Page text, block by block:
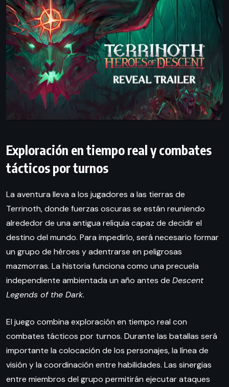
Exploración en tiempo real y combates
tácticos por turnos
La aventura lleva a los jugadores a las tierras de
Terrinoth, donde fuerzas oscuras se están reuniendo
alrededor de una antigua reliquia capaz de decidir el
destino del mundo. Para impedirlo, será necesario formar
un grupo de héroes y adentrarse en peligrosas
mazmorras. La historia funciona como una precuela
independiente ambientada un año antes de Descent
Legends of the Dark.
El juego combina exploración en tiempo real con
combates tácticos por turnos. Durante las batallas será
importante la colocación de los personajes, la línea de
visión y la coordinación entre habilidades. Las sinergias
entre miembros del grupo permitirán ejecutar ataques